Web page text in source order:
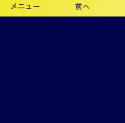
メニュー 前へ